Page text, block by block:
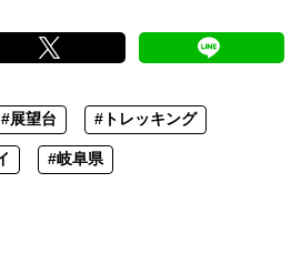
#展望台 #トレッキング
#岐阜県